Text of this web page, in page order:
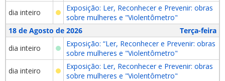
dia inteiro
Exposição: Ler, Reconhecer e Prevenir: obras
sobre mulheres e "Violentômetro"
18 de Agosto de 2026
Terça-feira
dia inteiro
Exposição: “Ler, Reconhecer e Prevenir: obras
sobre mulheres e "Violentômetro"
dia inteiro
Exposição: Ler, Reconhecer e Prevenir: obras
sobre mulheres e "Violentômetro"